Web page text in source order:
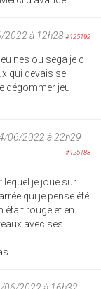
2022 à 12h28 #125192
nes ou sega je c
qui devais se
dégommer jeu
06/2022 à 22h29
#125188
lequel je joue sur
qui je pense été
était rouge et en
avec ses